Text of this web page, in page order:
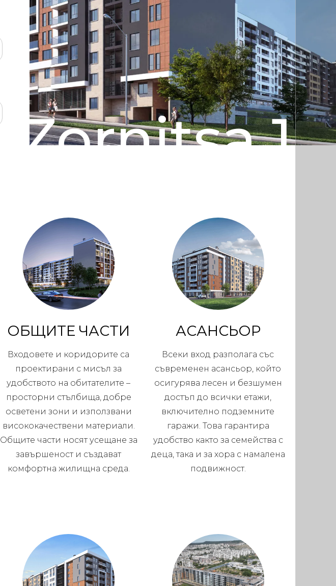
Zornitsa 1
ОБЩИТЕ ЧАСТИ
Входовете и коридорите са
проектирани с мисъл за
удобството на обитателите –
просторни стълбища, добре
осветени зони и използвани
висококачествени материали.
Общите части носят усещане за
завършеност и създават
комфортна жилищна среда.
АСАНСЬОР
Всеки вход разполага със
съвременен асансьор, който
осигурява лесен и безшумен
достъп до всички етажи,
включително подземните
гаражи. Това гарантира
удобство както за семейства с
деца, така и за хора с намалена
подвижност.